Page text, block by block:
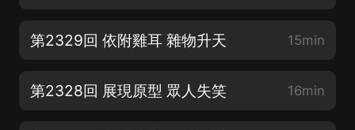
第2329回 依附雞耳 雜物升天 15min
第2328回 展現原型 眾人失笑 16min